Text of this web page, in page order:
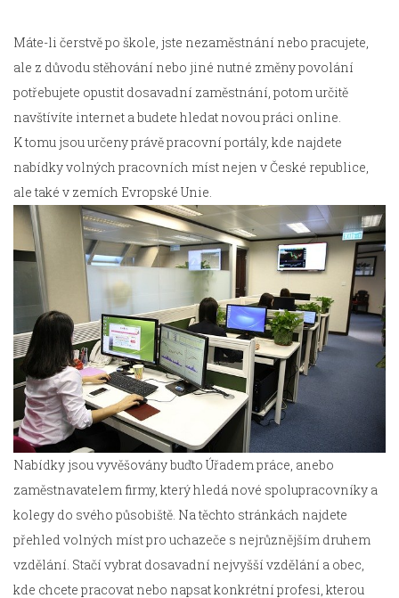
Máte-li čerstvě po škole, jste nezaměstnání nebo pracujete,
ale z důvodu stěhování nebo jiné nutné změny povolání
potřebujete opustit dosavadní zaměstnání, potom určitě
navštívíte internet a budete hledat novou práci online.
K tomu jsou určeny právě pracovní portály, kde najdete
nabídky volných pracovních míst nejen v České republice,
ale také v zemích Evropské Unie.
Nabídky jsou vyvěšovány buďto Úřadem práce, anebo
zaměstnavatelem firmy, který hledá nové spolupracovníky a
kolegy do svého působiště. Na těchto stránkách najdete
přehled volných míst pro uchazeče s nejrůznějším druhem
vzdělání. Stačí vybrat dosavadní nejvyšší vzdělání a obec,
kde chcete pracovat nebo napsat konkrétní profesi, kterou